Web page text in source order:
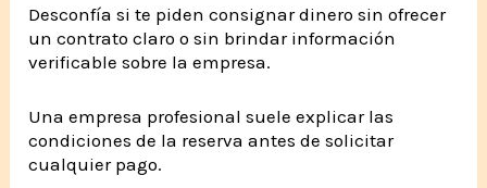
Desconfía si te piden consignar dinero sin ofrecer
un contrato claro o sin brindar información
verificable sobre la empresa.
Una empresa profesional suele explicar las
condiciones de la reserva antes de solicitar
cualquier pago.